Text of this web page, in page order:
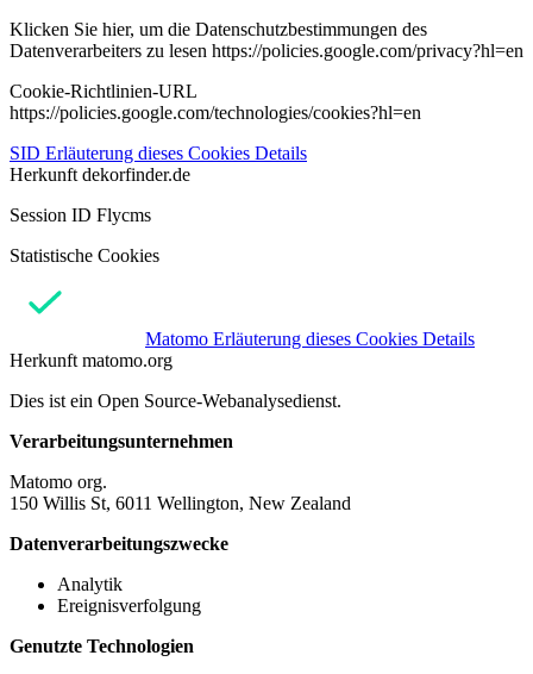
Klicken Sie hier, um die Datenschutzbestimmungen des
Datenverarbeiters zu lesen https://policies.google.com/privacy?hl=en
Cookie-Richtlinien-URL
https://policies.google.com/technologies/cookies?hl=en
SID Erläuterung dieses Cookies Details
Herkunft dekorfinder.de
Session ID Flycms
Statistische Cookies
Matomo Erläuterung dieses Cookies Details
Herkunft matomo.org
Dies ist ein Open Source-Webanalysedienst.
Verarbeitungsunternehmen
Matomo org.
150 Willis St, 6011 Wellington, New Zealand
Datenverarbeitungszwecke
Analytik
Ereignisverfolgung
Genutzte Technologien